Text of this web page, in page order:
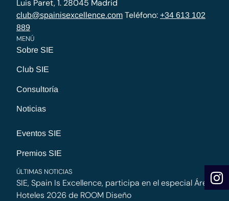
Luis Paret, 1. 28045 Madrid
club@spainisexcellence.com Teléfono: +34 613 102
889
MENÚ
Sobre SIE
Club SIE
Consultoría
Noticias
Eventos SIE
Premios SIE
ÚLTIMAS NOTICIAS
SIE, Spain Is Excellence, participa en el especial Área
Hoteles 2026 de ROOM Diseño